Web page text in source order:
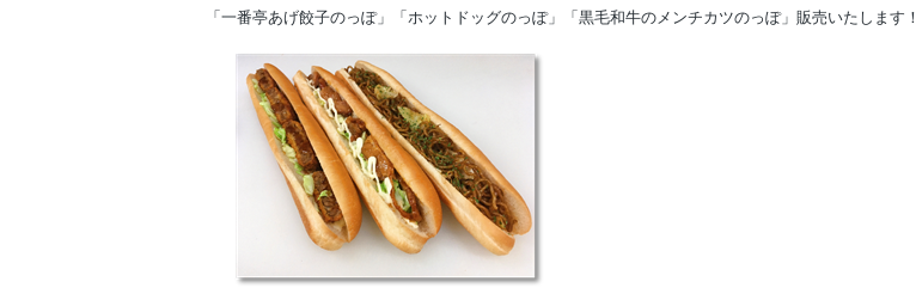
「一番亭あげ餃子のっぽ」「ホットドッグのっぽ」「黒毛和牛のメンチカツのっぽ」販売いたします！